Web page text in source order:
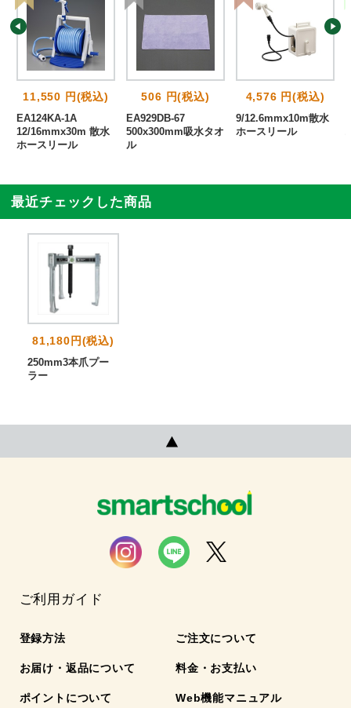
11,550 円(税込)
EA124KA-1A
12/16mmx30m 散水
ホースリール
506 円(税込)
EA929DB-67
500x300mm吸水タオ
ル
4,576 円(税込)
9/12.6mmx10m散水
ホースリール
最近チェックした商品
81,180円(税込)
250mm3本爪プー
ラー
ご利用ガイド
登録方法 ご注文について
お届け・返品について 料金・お支払い
ポイントについて Web機能マニュアル